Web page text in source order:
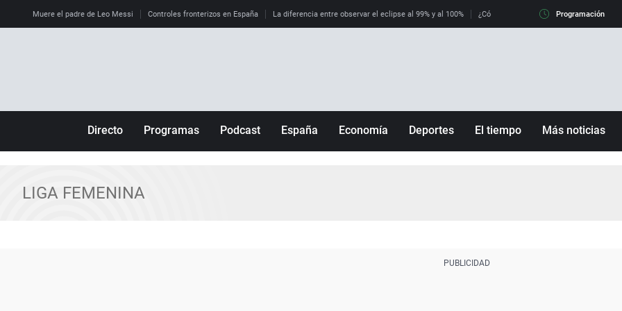
Muere el padre de Leo Messi Controles fronterizos en España La diferencia entre observar el eclipse al 99% y al 100% ¿Cómo es llegar a Italia con controles
Programación
Directo Programas
Julia en la onda
Podcast España Economía Deportes El tiempo Más noticias
LIGA FEMENINA